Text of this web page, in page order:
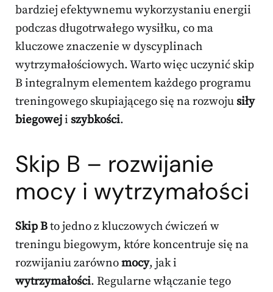
bardziej efektywnemu wykorzystaniu energii
podczas długotrwałego wysiłku, co ma
kluczowe znaczenie w dyscyplinach
wytrzymałościowych. Warto więc uczynić skip
B integralnym elementem każdego programu
treningowego skupiającego się na rozwoju siły
biegoweji szybkości.
Skip B – rozwijanie
mocy i wytrzymałości
Skip Bto jedno z kluczowych ćwiczeń w
treningu biegowym, które koncentruje się na
rozwijaniu zarównomocy, jak i
wytrzymałości. Regularne włączanie tego